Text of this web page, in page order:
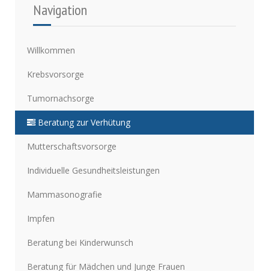
Navigation
Willkommen
Krebsvorsorge
Tumornachsorge
Beratung zur Verhütung
Mutterschaftsvorsorge
Individuelle Gesundheitsleistungen
Mammasonografie
Impfen
Beratung bei Kinderwunsch
Beratung für Mädchen und Junge Frauen